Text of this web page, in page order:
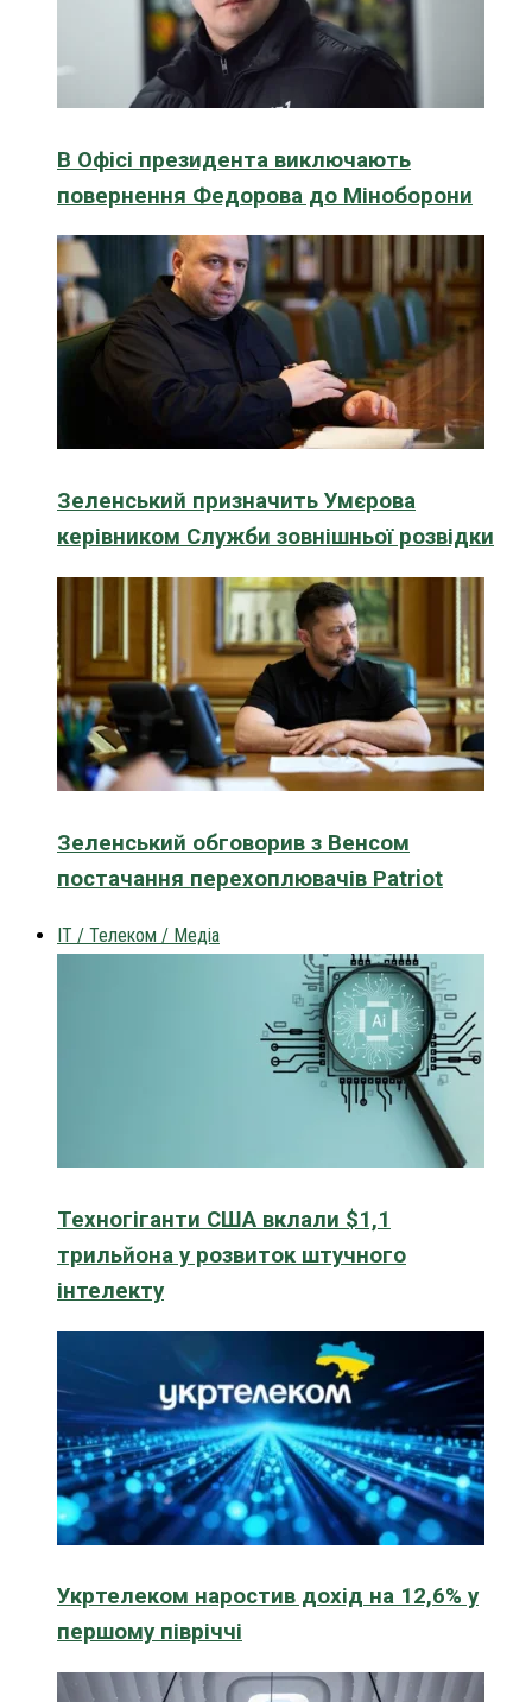
В Офісі президента виключають
повернення Федорова до Міноборони
Зеленський призначить Умєрова
керівником Служби зовнішньої розвідки
Зеленський обговорив з Венсом
постачання перехоплювачів Patriot
IT / Телеком / Медіа
Техногіганти США вклали $1,1
трильйона у розвиток штучного
інтелекту
Укртелеком наростив дохід на 12,6% у
першому півріччі